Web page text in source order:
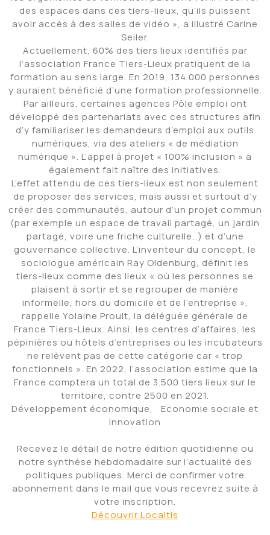
des espaces dans ces tiers-lieux, qu’ils puissent
avoir accès à des salles de vidéo », a illustré Carine
Seiler.
Actuellement, 60% des tiers lieux identifiés par
l’association France Tiers-Lieux pratiquent de la
formation au sens large. En 2019, 134.000 personnes
y auraient bénéficié d’une formation professionnelle.
Par ailleurs, certaines agences Pôle emploi ont
développé des partenariats avec ces structures afin
d’y familiariser les demandeurs d’emploi aux outils
numériques, via des ateliers « de médiation
numérique ». L’appel à projet « 100% inclusion » a
également fait naître des initiatives.
L’effet attendu de ces tiers-lieux est non seulement
de proposer des services, mais aussi et surtout d’y
créer des communautés, autour d’un projet commun
(par exemple un espace de travail partagé, un jardin
partagé, voire une friche culturelle…) et d’une
gouvernance collective. L’inventeur du concept, le
sociologue américain Ray Oldenburg, définit les
tiers-lieux comme des lieux « où les personnes se
plaisent à sortir et se regrouper de manière
informelle, hors du domicile et de l’entreprise »,
rappelle Yolaine Proult, la déléguée générale de
France Tiers-Lieux. Ainsi, les centres d’affaires, les
pépinières ou hôtels d’entreprises ou les incubateurs
ne relèvent pas de cette catégorie car « trop
fonctionnels ». En 2022, l’association estime que la
France comptera un total de 3.500 tiers lieux sur le
territoire, contre 2500 en 2021.
Développement économique,
Economie sociale et
innovation
Recevez le détail de notre édition quotidienne ou
notre synthèse hebdomadaire sur l’actualité des
politiques publiques. Merci de confirmer votre
abonnement dans le mail que vous recevrez suite à
votre inscription.
Découvrir Localtis